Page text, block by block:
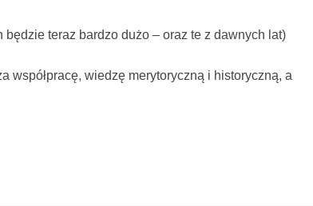
teraz bardzo dużo – oraz te z dawnych lat)
współpracę, wiedzę merytoryczną i historyczną, a